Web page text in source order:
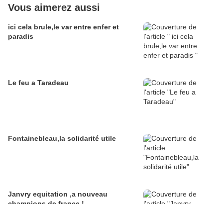
Vous aimerez aussi
ici cela brule,le var entre enfer et
paradis
Le feu a Taradeau
Fontainebleau,la solidarité utile
Janvry equitation ,a nouveau